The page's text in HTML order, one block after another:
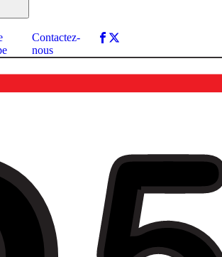
Contactez-
nous